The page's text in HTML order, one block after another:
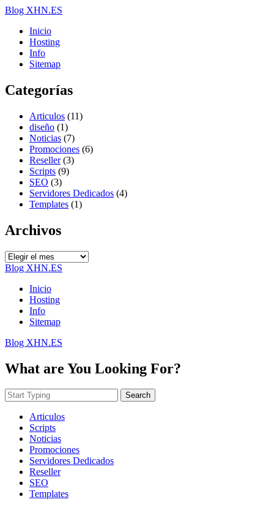
Blog XHN.ES
Inicio
Hosting
Info
Sitemap
Categorías
Articulos (11)
diseño (1)
Noticias (7)
Promociones (6)
Reseller(3)
Scripts (9)
SEO (3)
Servidores Dedicados (4)
Templates (1)
Archivos
Archivos
Blog XHN.ES
Inicio
Hosting
Info
Sitemap
Blog XHN.ES
What are You Looking For?
Search
Articulos
Scripts
Noticias
Promociones
Servidores Dedicados
Reseller
SEO
Templates